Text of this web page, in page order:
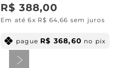
R$ 388,00
Em até6x R$ 64,66 sem juros
pague R$ 368,60 no pix